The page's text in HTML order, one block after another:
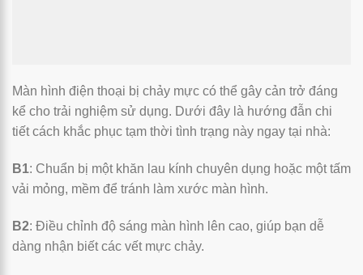
Màn hình điện thoại bị chảy mực có thể gây cản trở đáng
kể cho trải nghiệm sử dụng. Dưới đây là hướng đẫn chi
tiết cách khắc phục tạm thời tình trạng này ngay tại nhà:
B1: Chuẩn bị một khăn lau kính chuyên dụng hoặc một tấm
vải mỏng, mềm để tránh làm xước màn hình.
B2: Điều chỉnh độ sáng màn hình lên cao, giúp bạn dễ
dàng nhận biết các vết mực chảy.